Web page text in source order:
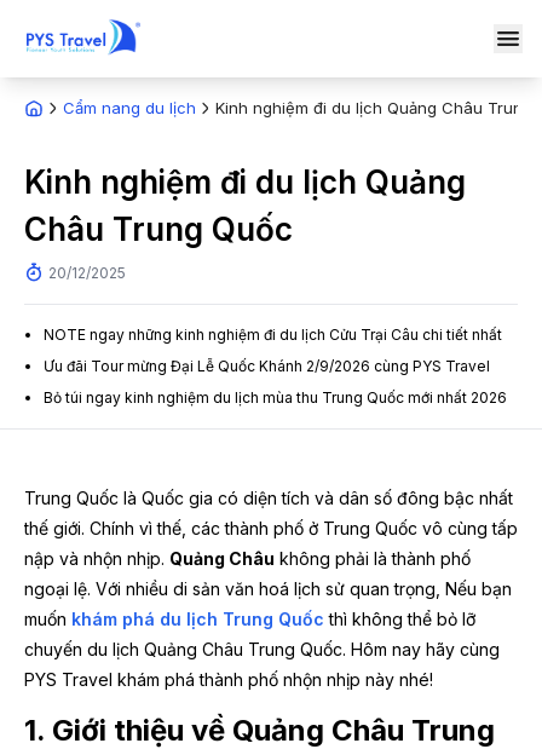
Cẩm nang du lịch Kinh nghiệm đi du lịch Quảng Châu Trung
Kinh nghiệm đi du lịch Quảng
Châu Trung Quốc
20/12/2025
NOTE ngay những kinh nghiệm đi du lịch Cửu Trại Câu chi tiết nhất
Ưu đãi Tour mừng Đại Lễ Quốc Khánh 2/9/2026 cùng PYS Travel
Bỏ túi ngay kinh nghiệm du lịch mùa thu Trung Quốc mới nhất 2026
Trung Quốc là Quốc gia có diện tích và dân số đông bậc nhất
thế giới. Chính vì thế, các thành phố ở Trung Quốc vô cùng tấp
nập và nhộn nhịp. Quảng Châu không phải là thành phố
ngoại lệ. Với nhiều di sản văn hoá lịch sử quan trọng, Nếu bạn
muốn khám phá du lịch Trung Quốc thì không thể bỏ lỡ
chuyến du lịch Quảng Châu Trung Quốc. Hôm nay hãy cùng
PYS Travel khám phá thành phố nhộn nhịp này nhé!
1. Giới thiệu về Quảng Châu Trung